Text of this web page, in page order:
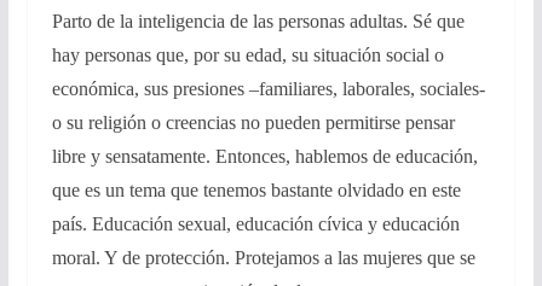
Parto de la inteligencia de las personas adultas. Sé que
hay personas que, por su edad, su situación social o
económica, sus presiones –familiares, laborales, sociales-
o su religión o creencias no pueden permitirse pensar
libre y sensatamente. Entonces, hablemos de educación,
que es un tema que tenemos bastante olvidado en este
país. Educación sexual, educación cívica y educación
moral. Y de protección. Protejamos a las mujeres que se